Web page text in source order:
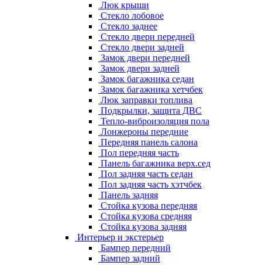
Люк крыши
Стекло лобовое
Стекло заднее
Стекло двери передней
Стекло двери задней
Замок двери передней
Замок двери задней
Замок багажника седан
Замок багажника хетчбек
Люк заправки топлива
Подкрылки, защита ДВС
Тепло-виброизоляция пола
Лонжероны передние
Передняя панель салона
Пол передняя часть
Панель багажника верх.сед
Пол задняя часть седан
Пол задняя часть хэтчбек
Панель задняя
Стойка кузова передняя
Стойка кузова средняя
Стойка кузова задняя
Интерьер и экстерьер
Бампер передний
Бампер задний